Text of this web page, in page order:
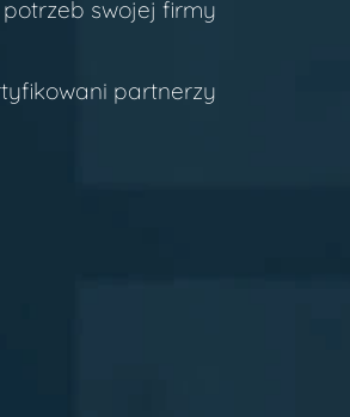
swojej firmy
partnerzy